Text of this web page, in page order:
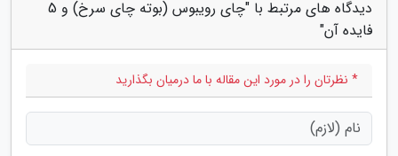
دیدگاه های مرتبط با "چای رویبوس (بوته چای سرخ) و 5
فایده آن"
* نظرتان را در مورد این مقاله با ما درمیان بگذارید